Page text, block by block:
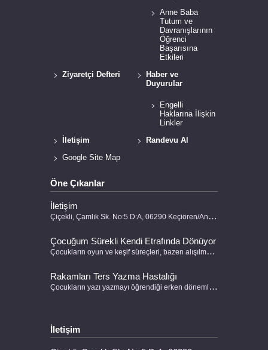
Anne Baba
Tutum ve
Davranışlarının
Öğrenci
Başarısına
Etkileri
Ziyaretçi Defteri
Haber ve
Duyurular
Engelli
Haklarına İlişkin
Linkler
İletişim
Randevu Al
Google Site Map
Öne Çıkanlar
İletişim
Çiçekli, Çamlık Sk. No:5 D:A, 06290 Keçiören/Ankara (0 312) 330 30 80 bilgi@rehberozelegitim.com
Çocuğum Sürekli Kendi Etrafında Dönüyor
Çocukların oyun ve keşif süreçleri, bazen alışılmadık davranışlarla kendini gösterebilir. Çocuğum sürekli kendi etrafında dönüyor şikayeti, ebeveynlerin sıklıkla karşılaştığı bir durumdur.
Rakamları Ters Yazma Hastalığı
Çocukların yazı yazmayı öğrendiği erken dönemlerde, harfleri veya rakamları ters yazmaları sıkça karşılaşılan bir durumdur. Özellikle “3”, “5”, “7” gibi rakamlar ya da “b” ile “d” gibi harflerin karıştırılması okul öncesi ve ilkokul döneminde oldukça yaygındır.
İletişim